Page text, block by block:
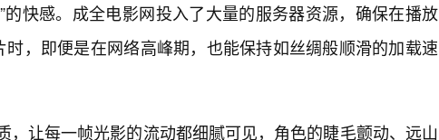
的快感。成全电影网投入了大量的服务器资源，确保在播放
时，即便是在网络高峰期，也能保持如丝绸般顺滑的加载速
，让每一帧光影的流动都细腻可见，角色的睫毛颤动、远山